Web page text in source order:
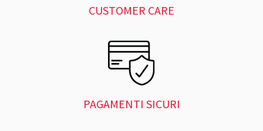
CUSTOMER CARE
PAGAMENTI SICURI